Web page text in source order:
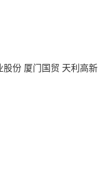
份 厦门国贸 天利高新